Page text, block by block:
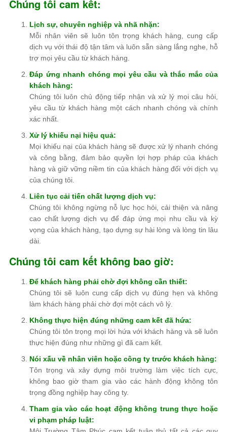
Chúng tôi cam kết:
Lịch sự, chuyên nghiệp và nhã nhặn:
Mỗi nhân viên sẽ luôn tôn trọng khách hàng, cung cấp
dịch vụ với thái độ tận tâm và luôn sẵn sàng lắng nghe, hỗ
trợ mọi yêu cầu từ khách hàng.
Đáp ứng nhanh chóng mọi yêu cầu và thắc mắc của
khách hàng:
Chúng tôi luôn chủ động tiếp nhận và xử lý mọi câu hỏi,
yêu cầu từ khách hàng một cách nhanh chóng và chính
xác nhất.
Xử lý khiếu nại hiệu quả:
Mọi khiếu nại của khách hàng sẽ được xử lý nhanh chóng
và công bằng, đảm bảo quyền lợi hợp pháp của khách
hàng và giữ vững niềm tin của khách hàng đối với dịch vụ
của chúng tôi.
Liên tục cải tiến chất lượng dịch vụ:
Chúng tôi không ngừng nỗ lực học hỏi, cải thiện và nâng
cao chất lượng dịch vụ để đáp ứng mọi nhu cầu và kỳ
vọng của khách hàng, tạo dựng sự hài lòng và lòng tin lâu
dài.
Chúng tôi cam kết không bao giờ:
Để khách hàng phải chờ đợi không cần thiết:
Chúng tôi sẽ luôn cung cấp dịch vụ đúng hẹn và không
làm khách hàng phải chờ đợi một cách vô lý.
Không thực hiện đúng những cam kết đã hứa:
Chúng tôi tôn trọng mọi lời hứa với khách hàng và sẽ luôn
thực hiện đúng như những gì đã cam kết.
Nói xấu về nhân viên hoặc công ty trước khách hàng:
Tôn trọng và xây dựng môi trường làm việc tích cực,
không bao giờ tham gia vào các hành động không tôn
trọng đồng nghiệp hay công ty.
Tham gia vào các hoạt động không trung thực hoặc
vi phạm pháp luật: